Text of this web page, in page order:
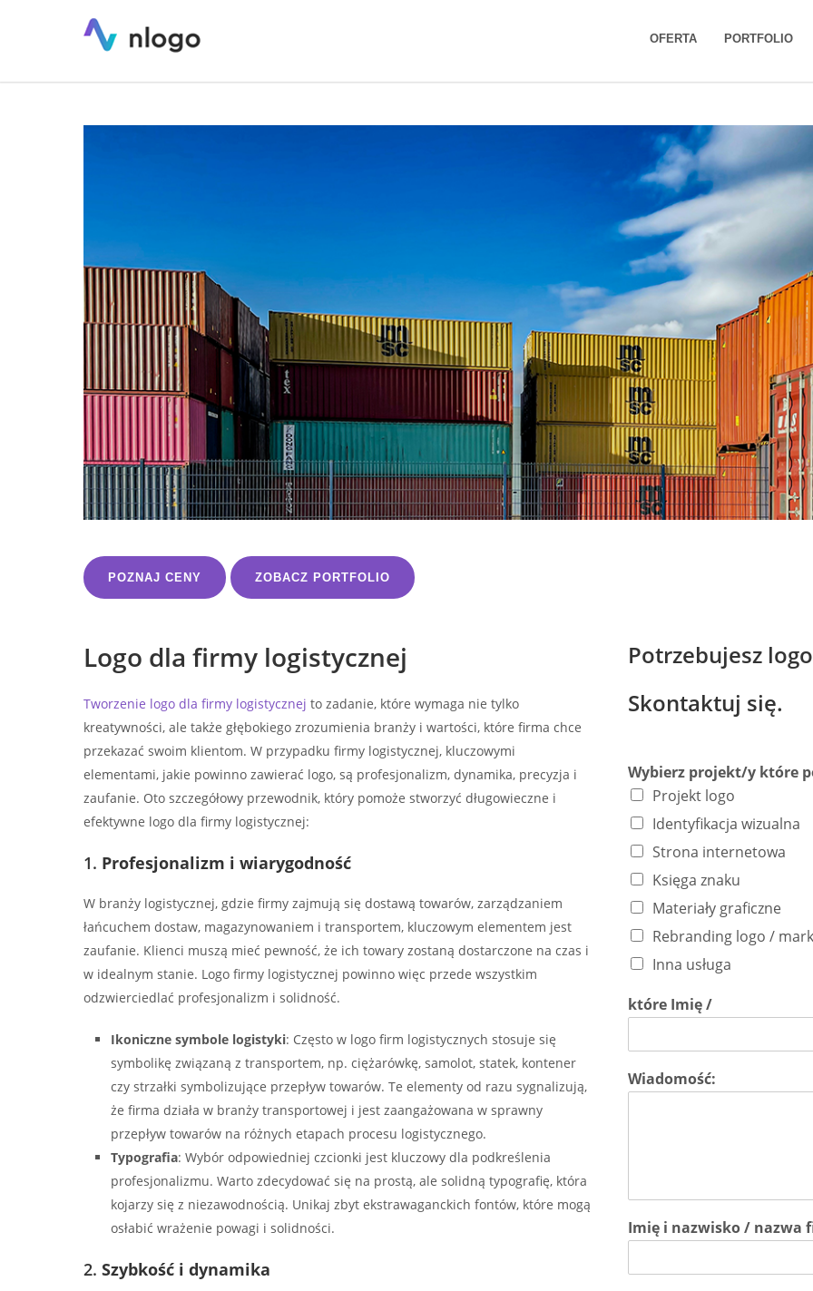
OFERTA PORTFOLIO
Logo dla firmy logistycznej
POZNAJ CENY ZOBACZ PORTFOLIO
Logo dla firmy logistycznej
Tworzenie logo dla firmy logistycznej to zadanie, które wymaga nie tylko
kreatywności, ale także głębokiego zrozumienia branży i wartości, które firma chce
przekazać swoim klientom. W przypadku firmy logistycznej, kluczowymi
elementami, jakie powinno zawierać logo, są profesjonalizm, dynamika, precyzja i
zaufanie. Oto szczegółowy przewodnik, który pomoże stworzyć długowieczne i
efektywne logo dla firmy logistycznej:
1. Profesjonalizm i wiarygodność
W branży logistycznej, gdzie firmy zajmują się dostawą towarów, zarządzaniem
łańcuchem dostaw, magazynowaniem i transportem, kluczowym elementem jest
zaufanie. Klienci muszą mieć pewność, że ich towary zostaną dostarczone na czas i
w idealnym stanie. Logo firmy logistycznej powinno więc przede wszystkim
odzwierciedlać profesjonalizm i solidność.
Ikoniczne symbole logistyki: Często w logo firm logistycznych stosuje się
symbolikę związaną z transportem, np. ciężarówkę, samolot, statek, kontener
czy strzałki symbolizujące przepływ towarów. Te elementy od razu sygnalizują,
że firma działa w branży transportowej i jest zaangażowana w sprawny
przepływ towarów na różnych etapach procesu logistycznego.
Typografia: Wybór odpowiedniej czcionki jest kluczowy dla podkreślenia
profesjonalizmu. Warto zdecydować się na prostą, ale solidną typografię, która
kojarzy się z niezawodnością. Unikaj zbyt ekstrawaganckich fontów, które mogą
osłabić wrażenie powagi i solidności.
2. Szybkość i dynamika
Potrzebujesz
Skontaktuj się.
Wybierz projekt/y które
Projekt logo
Identyfikacja wizualna
Strona internetowa
Księga znaku
Materiały graficzne
Rebranding logo /
Inna usługa
które Imię /
Wiadomość:
Imię i nazwisko / nazwa